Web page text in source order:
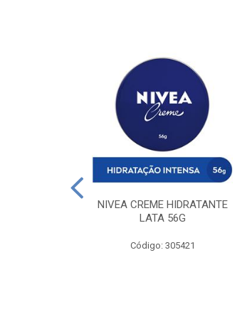
NIVEA CREME HIDRATANTE
LATA 56G
Código: 305421